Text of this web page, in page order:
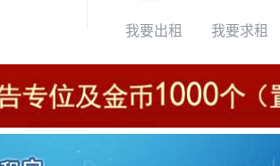
我要出租 我要求租